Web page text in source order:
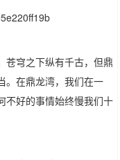
苍穹之下纵有千古，但鼎
。在鼎龙湾，我们在一
不好的事情始终慢我们十